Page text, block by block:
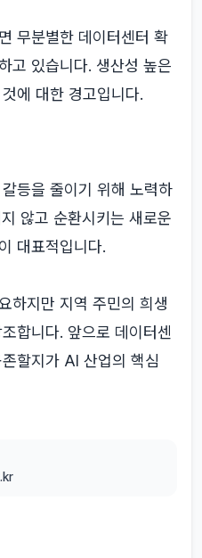
무분별한 데이터센터 확
고 있습니다. 생산성 높은
에 대한 경고입니다.
등을 줄이기 위해 노력하
않고 순환시키는 새로운
대표적입니다.
하지만 지역 주민의 희생
합니다. 앞으로 데이터센
할지가 AI 산업의 핵심